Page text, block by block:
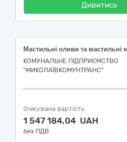
Дивитись
КОМУНАЛЬНЕ ПІДПРИЄМСТВО
"МИКОЛАЇВКОМУНТРАНС"
Очікувана вартість
1 547 184,04 UAH
без ПДВ